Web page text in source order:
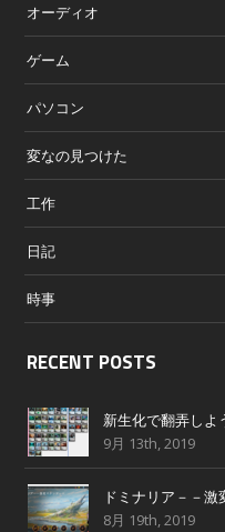
オーディオ
ゲーム
パソコン
変なの見つけた
工作
日記
時事
RECENT POSTS
新生化で翻弄しよ
9月 13th, 2019
ドミナリア－－
8月 19th, 2019